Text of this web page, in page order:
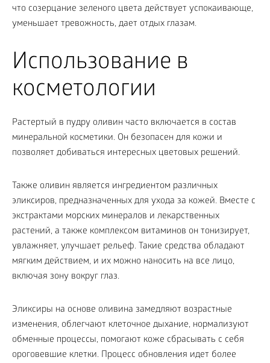
что созерцание зеленого цвета действует успокаивающе,
уменьшает тревожность, дает отдых глазам.
Использование в
косметологии
Растертый в пудру оливин часто включается в состав
минеральной косметики. Он безопасен для кожи и
позволяет добиваться интересных цветовых решений.
Также оливин является ингредиентом различных
эликсиров, предназначенных для ухода за кожей. Вместе с
экстрактами морских минералов и лекарственных
растений, а также комплексом витаминов он тонизирует,
увлажняет, улучшает рельеф. Такие средства обладают
мягким действием, и их можно наносить на все лицо,
включая зону вокруг глаз.
Эликсиры на основе оливина замедляют возрастные
изменения, облегчают клеточное дыхание, нормализуют
обменные процессы, помогают коже сбрасывать с себя
ороговевшие клетки. Процесс обновления идет более